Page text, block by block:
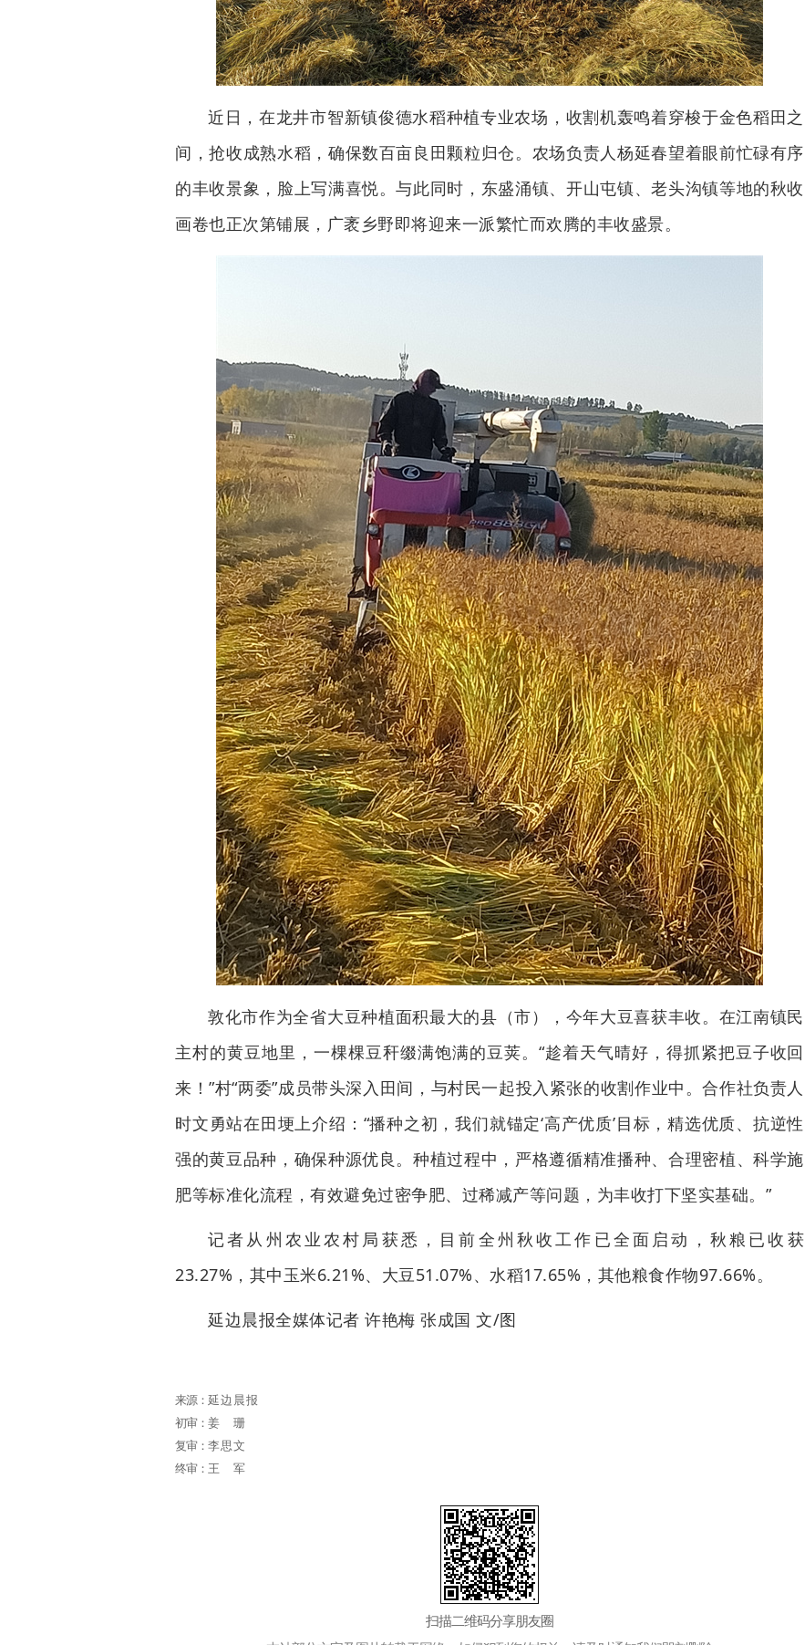
近日，在龙井市智新镇俊德水稻种植专业农场，收割机轰鸣着穿梭于金色稻田之
间，抢收成熟水稻，确保数百亩良田颗粒归仓。农场负责人杨延春望着眼前忙碌有序
的丰收景象，脸上写满喜悦。与此同时，东盛涌镇、开山屯镇、老头沟镇等地的秋收
画卷也正次第铺展，广袤乡野即将迎来一派繁忙而欢腾的丰收盛景。
敦化市作为全省大豆种植面积最大的县（市），今年大豆喜获丰收。在江南镇民
主村的黄豆地里，一棵棵豆秆缀满饱满的豆荚。“趁着天气晴好，得抓紧把豆子收回
来！”村“两委”成员带头深入田间，与村民一起投入紧张的收割作业中。合作社负责人
时文勇站在田埂上介绍：“播种之初，我们就锚定‘高产优质’目标，精选优质、抗逆性
强的黄豆品种，确保种源优良。种植过程中，严格遵循精准播种、合理密植、科学施
肥等标准化流程，有效避免过密争肥、过稀减产等问题，为丰收打下坚实基础。”
记者从州农业农村局获悉，目前全州秋收工作已全面启动，秋粮已收获
23.27%，其中玉米6.21%、大豆51.07%、水稻17.65%，其他粮食作物97.66%。
延边晨报全媒体记者 许艳梅 张成国 文/图
来源： 延边晨报
初审： 姜珊
复审： 李思文
终审： 王军
扫描二维码分享朋友圈